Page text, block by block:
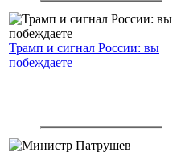
Трамп и сигнал России: вы
побеждаете